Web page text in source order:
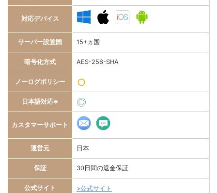
対応デバイス
サーバー設置国 15+ヵ国
暗号化方式 AES-256-SHA
ノーログポリシー ○
日本語対応※ ◎
カスタマーサポート
運営元 日本
保証 30日間の返金保証
公式サイト >公式サイト